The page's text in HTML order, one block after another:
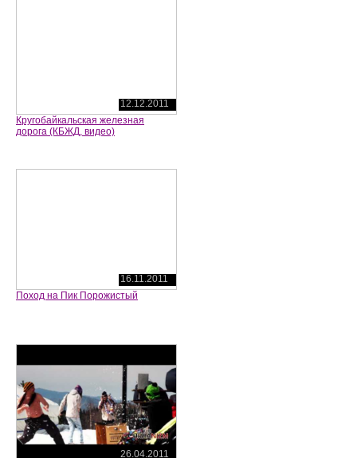
12.12.2011
Кругобайкальская железная
дорога (КБЖД, видео)
16.11.2011
Поход на Пик Порожистый
26.04.2011